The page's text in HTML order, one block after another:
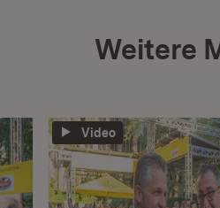
Weitere
Video